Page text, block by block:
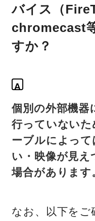
バイス（
chromecast
すか？
A
個別の外部機器
行っていないた
ーブルによっ
い・映像が見
場合があります
なお、以下をご